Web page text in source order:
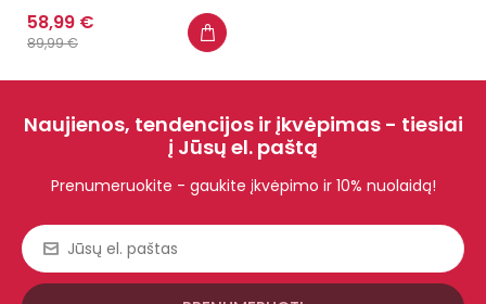
58,99 €
89,99 €
Naujienos, tendencijos ir įkvėpimas - tiesiai
į Jūsų el. paštą
Prenumeruokite - gaukite įkvėpimo ir 10% nuolaidą!